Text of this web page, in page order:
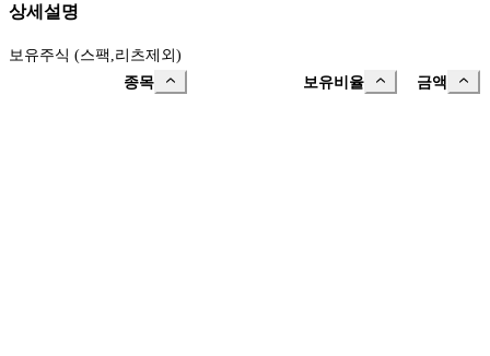
상세설명
보유주식 (스팩,리츠제외)
종목
보유비율 금액